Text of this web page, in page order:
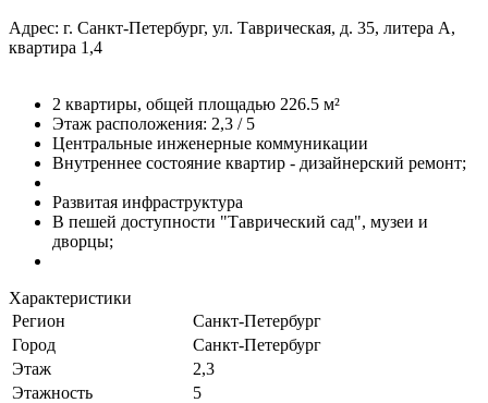
Адрес: г. Санкт-Петербург, ул. Таврическая, д. 35, литера А,
квартира 1,4
2 квартиры, общей площадью 226.5 м²
Этаж расположения: 2,3 / 5
Центральные инженерные коммуникации
Внутреннее состояние квартир - дизайнерский ремонт;
Развитая инфраструктура
В пешей доступности "Таврический сад", музеи и
дворцы;
Характеристики
Регион
Санкт-Петербург
Город
Санкт-Петербург
Этаж
2,3
Этажность
5